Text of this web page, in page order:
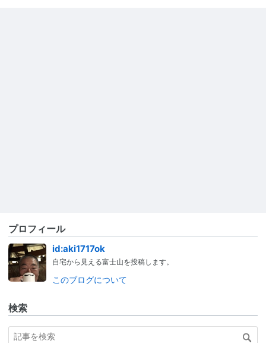
プロフィール
id:aki1717ok
自宅から見える富士山を投稿します。
このブログについて
検索